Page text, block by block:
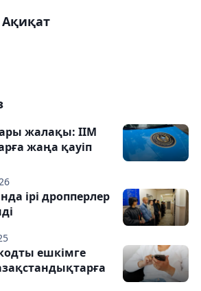
Ақиқат
жалақы: ІІМ
жаңа қауіп
ірі дропперлер
ешкімге